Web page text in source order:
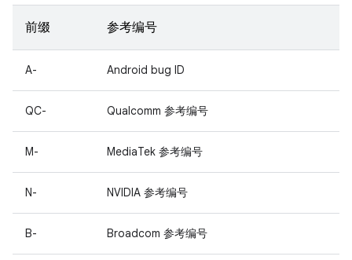
前缀 参考编号
A- Android bug ID
QC- Qualcomm 参考编号
M- MediaTek 参考编号
N- NVIDIA 参考编号
B- Broadcom 参考编号